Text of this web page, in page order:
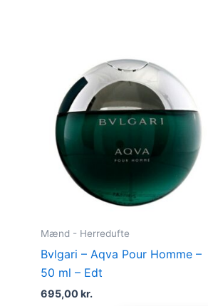
Mænd - Herredufte
Bvlgari – Aqva Pour Homme –
50 ml – Edt
695,00kr.